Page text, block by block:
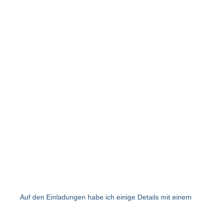
Auf den Einladungen habe ich einige Details mit einem